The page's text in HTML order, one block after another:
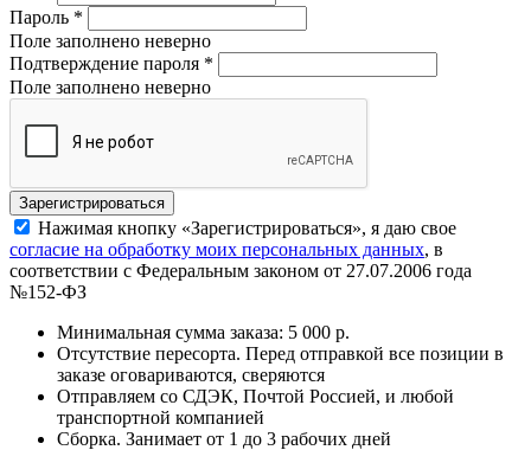
Пароль *
Поле заполнено неверно
Подтверждение пароля *
Поле заполнено неверно
Нажимая кнопку «Зарегистрироваться», я даю свое
согласие на обработку моих персональных данных, в
соответствии с Федеральным законом от 27.07.2006 года
№152-ФЗ
Минимальная сумма заказа: 5 000 р.
Отсутствие пересорта. Перед отправкой все позиции в
заказе оговариваются, сверяются
Отправляем со СДЭК, Почтой Россией, и любой
транспортной компанией
Сборка. Занимает от 1 до 3 рабочих дней